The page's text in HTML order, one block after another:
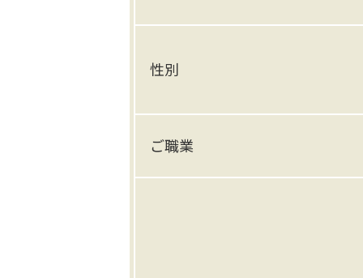
性別
ご職業